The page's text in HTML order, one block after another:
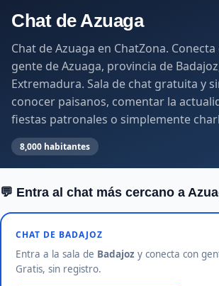
Chat de Azuaga
Chat de Azuaga en ChatZona.
gente de Azuaga, provincia de
Extremadura. Sala de chat gratuita y
conocer paisanos, comentar la
fiestas patronales o simplemente
8,000 habitantes
💬 Entra al chat más cercano a
CHAT DE BADAJOZ
Entra a la sala de Badajoz y conecta con
Gratis, sin registro.